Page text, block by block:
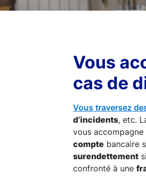
Vous
cas de
Vous traversez
d’incidents, etc.
vous accompagne
compte bancaire
surendettement
confronté à une